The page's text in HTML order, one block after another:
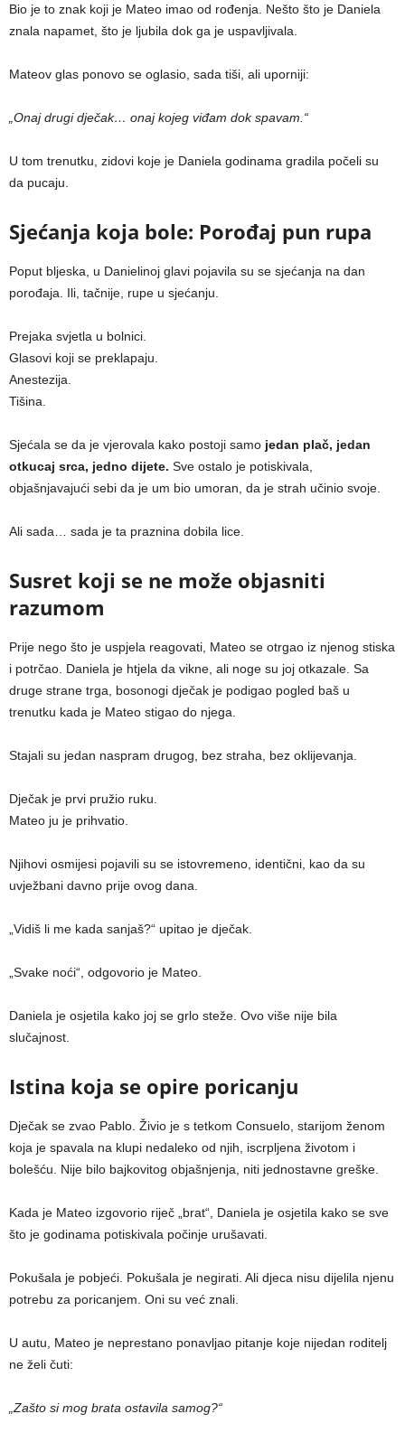
Bio je to znak koji je Mateo imao od rođenja. Nešto što je Daniela
znala napamet, što je ljubila dok ga je uspavljivala.
Mateov glas ponovo se oglasio, sada tiši, ali uporniji:
„Onaj drugi dječak… onaj kojeg viđam dok spavam.“
U tom trenutku, zidovi koje je Daniela godinama gradila počeli su
da pucaju.
Sjećanja koja bole: Porođaj pun rupa
Poput bljeska, u Danielinoj glavi pojavila su se sjećanja na dan
porođaja. Ili, tačnije, rupe u sjećanju.
Prejaka svjetla u bolnici.
Glasovi koji se preklapaju.
Anestezija.
Tišina.
Sjećala se da je vjerovala kako postoji samo jedan plač, jedan
otkucaj srca, jedno dijete. Sve ostalo je potiskivala,
objašnjavajući sebi da je um bio umoran, da je strah učinio svoje.
Ali sada… sada je ta praznina dobila lice.
Susret koji se ne može objasniti
razumom
Prije nego što je uspjela reagovati, Mateo se otrgao iz njenog stiska
i potrčao. Daniela je htjela da vikne, ali noge su joj otkazale. Sa
druge strane trga, bosonogi dječak je podigao pogled baš u
trenutku kada je Mateo stigao do njega.
Stajali su jedan naspram drugog, bez straha, bez oklijevanja.
Dječak je prvi pružio ruku.
Mateo ju je prihvatio.
Njihovi osmijesi pojavili su se istovremeno, identični, kao da su
uvježbani davno prije ovog dana.
„Vidiš li me kada sanjaš?“ upitao je dječak.
„Svake noći“, odgovorio je Mateo.
Daniela je osjetila kako joj se grlo steže. Ovo više nije bila
slučajnost.
Istina koja se opire poricanju
Dječak se zvao Pablo. Živio je s tetkom Consuelo, starijom ženom
koja je spavala na klupi nedaleko od njih, iscrpljena životom i
bolešću. Nije bilo bajkovitog objašnjenja, niti jednostavne greške.
Kada je Mateo izgovorio riječ „brat“, Daniela je osjetila kako se sve
što je godinama potiskivala počinje urušavati.
Pokušala je pobjeći. Pokušala je negirati. Ali djeca nisu dijelila njenu
potrebu za poricanjem. Oni su već znali.
U autu, Mateo je neprestano ponavljao pitanje koje nijedan roditelj
ne želi čuti:
„Zašto si mog brata ostavila samog?“